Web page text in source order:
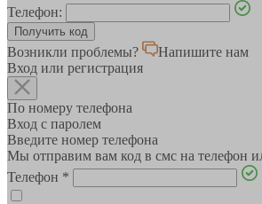
Телефон:
Возникли проблемы?
Напишите нам
Вход или регистрация
По номеру телефона
Вход с паролем
Введите номер телефона
Мы отправим вам код в смс на телефон
Телефон *